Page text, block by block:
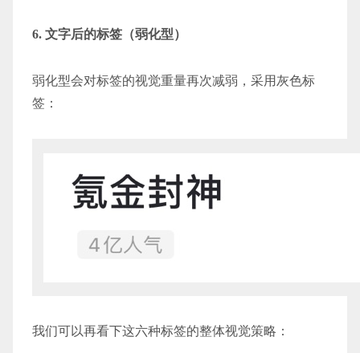
6. 文字后的标签（弱化型）
弱化型会对标签的视觉重量再次减弱，采用灰色标
签：
我们可以再看下这六种标签的整体视觉策略：